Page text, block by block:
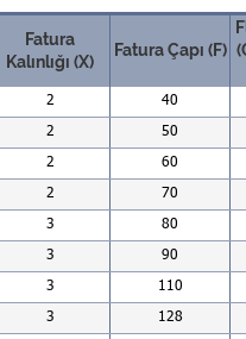
Fatura
Kalınlığı (X)
Fatura Çapı (F)
2 40
2 50
2 60
2 70
3 80
3 90
3 110
3 128